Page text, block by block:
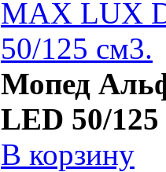
Мопед
LED 50/
В корзину